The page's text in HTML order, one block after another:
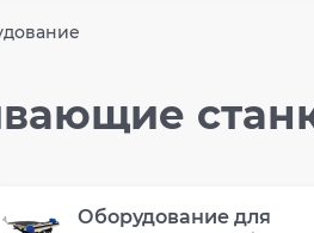
Оборудование для